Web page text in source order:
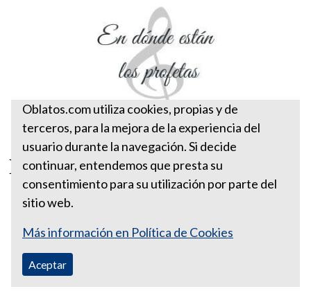
En dónde están los profetas
Oblatos.com utiliza cookies, propias y de
terceros, para la mejora de la experiencia del
usuario durante la navegación. Si decide
continuar, entendemos que presta su
consentimiento para su utilización por parte del
sitio web.
Más información en Política de Cookies
Aceptar